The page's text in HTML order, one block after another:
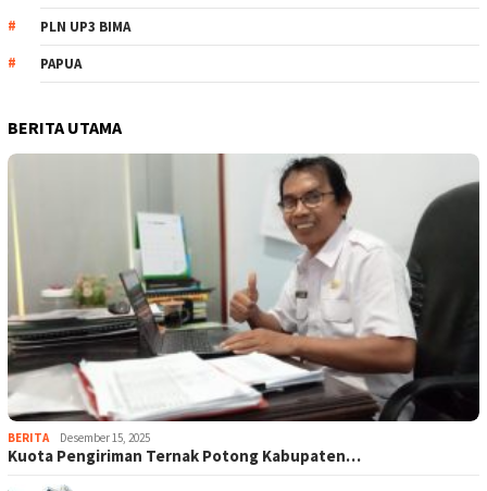
PLN UP3 BIMA
PAPUA
BERITA UTAMA
BERITA Desember 15, 2025
Kuota Pengiriman Ternak Potong Kabupaten…